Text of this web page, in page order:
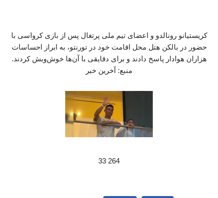
کریستیانو رونالدو و اعضای تیم ملی پرتغال پس از بازی کرواسی با
حضور در بالکن هتل محل اقامت خود در تورنتو، به ابراز احساسات
هزاران هوادار پاسخ دادند و برای دقایقی با آن‌ها خوش‌وبش کردند.
منبع: آخرین خبر
264 33